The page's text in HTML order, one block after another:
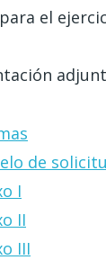
el
de
I
II
III